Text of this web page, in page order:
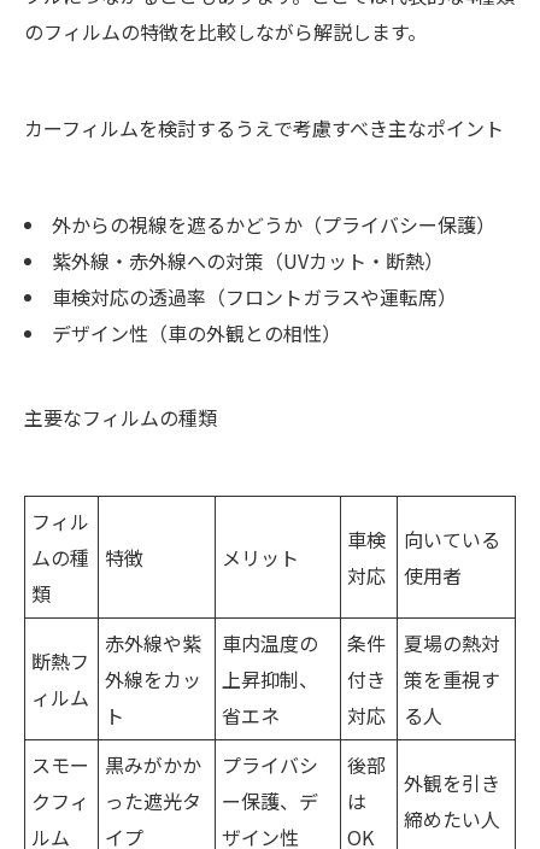
のフィルムの特徴を比較しながら解説します。
カーフィルムを検討するうえで考慮すべき主なポイント
外からの視線を遮るかどうか（プライバシー保護）
紫外線・赤外線への対策（UVカット・断熱）
車検対応の透過率（フロントガラスや運転席）
デザイン性（車の外観との相性）
主要なフィルムの種類
フィル
ムの種
類
特徴 メリット
車検
対応
向いている
使用者
断熱フ
ィルム
赤外線や紫
外線をカッ
ト
車内温度の
上昇抑制、
省エネ
条件
付き
対応
夏場の熱対
策を重視す
る人
スモー
クフィ
ルム
黒みがかか
った遮光タ
イプ
プライバシ
ー保護、デ
ザイン性
後部
は
OK
外観を引き
締めたい人